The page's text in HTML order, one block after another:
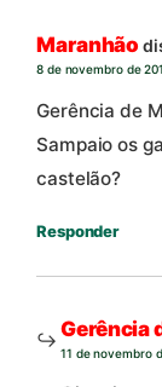
Maranhão
8 de novembro de
Gerência de
Sampaio os
castelão?
Responder
Gerência
11 de novembro